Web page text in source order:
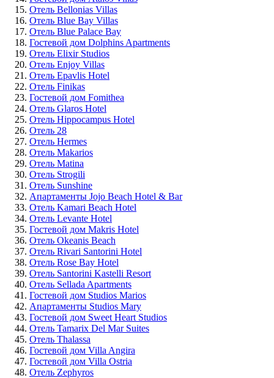
Отель Bellonias Villas
Отель Blue Bay Villas
Отель Blue Palace Bay
Гостевой дом Dolphins Apartments
Отель Elixir Studios
Отель Enjoy Villas
Отель Epavlis Hotel
Отель Finikas
Гостевой дом Fomithea
Отель Glaros Hotel
Отель Hippocampus Hotel
Отель 28
Отель Hermes
Отель Makarios
Отель Matina
Отель Strogili
Отель Sunshine
Апартаменты Jojo Beach Hotel & Bar
Отель Kamari Beach Hotel
Отель Levante Hotel
Гостевой дом Makris Hotel
Отель Okeanis Beach
Отель Rivari Santorini Hotel
Отель Rose Bay Hotel
Отель Santorini Kastelli Resort
Отель Sellada Apartments
Гостевой дом Studios Marios
Апартаменты Studios Mary
Гостевой дом Sweet Heart Studios
Отель Tamarix Del Mar Suites
Отель Thalassa
Гостевой дом Villa Angira
Гостевой дом Villa Ostria
Отель Zephyros